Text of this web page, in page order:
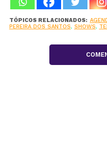
TÓPICOS RELACIONADOS:
PEREIRA DOS SANTOS, SHOWS,